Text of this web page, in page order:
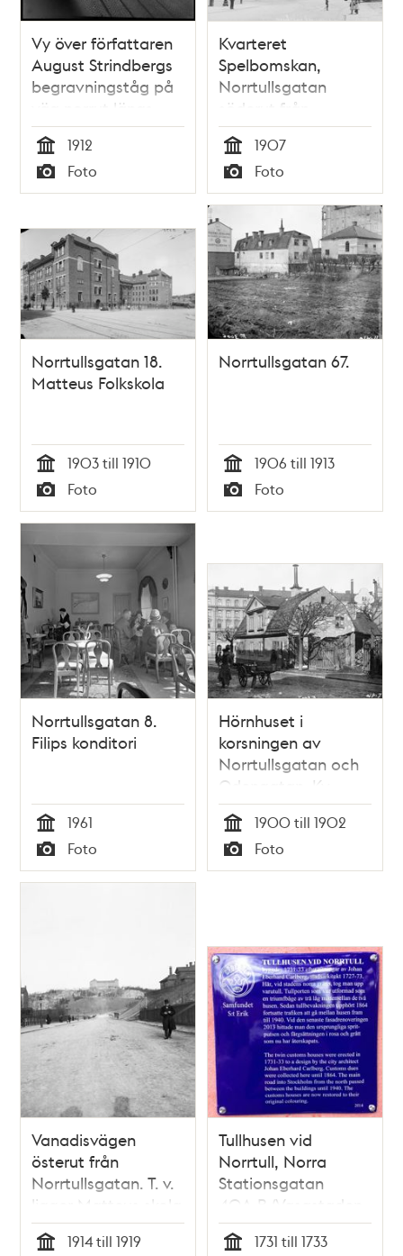
Vy över författaren
August Strindbergs
begravningståg på
väg norrut längs
Norrtullsgatan mot
Norra
Begravningsplatsen.
Till höger
Norrtullsgatan 67 i
kvarteret Rundellen.
Tid
1912
Typ
Foto
Kvarteret
Spelbomskan,
Norrtullsgatan
söderut från
Odenplan. Fd kv
Stjärnan
Tid
1907
Typ
Foto
Norrtullsgatan 18.
Matteus Folkskola
Tid
1903 till 1910
Typ
Foto
Norrtullsgatan 67.
Tid
1906 till 1913
Typ
Foto
Norrtullsgatan 8.
Filips konditori
Tid
1961
Typ
Foto
Hörnhuset i
korsningen av
Norrtullsgatan och
Odengatan. Kv.
Stjärnan, nuvarande
kv. Spelbomskan.
Huset revs 1902
Tid
1900 till 1902
Typ
Foto
Vanadisvägen
österut från
Norrtullsgatan. T. v.
ligger Matteus skola
i f.d. kv. Odin, nu
Skalmejblåsaren. I
1914 till 1919
Tullhusen vid
Norrtull, Norra
Stationsgatan
40A,B (Vasastaden
1:100)
1731 till 1733